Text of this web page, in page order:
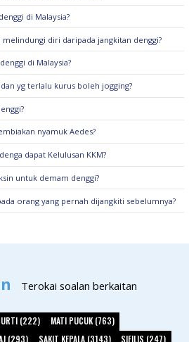
di Malaysia?
diri daripada jangkitan denggi?
di Malaysia?
yg terlalu kurus boleh jogging?
nyamuk Aedes?
dapat Kelulusan KKM?
untuk demam denggi?
orang yang pernah dijangkiti sebelumnya?
Terokai soalan berkaitan
URTI (222)
MATI PUCUK (763)
(293) SAKIT KEPALA (3143)
SIFILIS (247)